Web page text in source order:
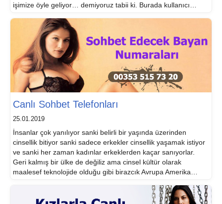
işimize öyle geliyor… demiyoruz tabii ki. Burada kullanıcı
Canlı Sohbet Telefonları
25.01.2019
İnsanlar çok yanılıyor sanki belirli bir yaşında üzerinden
cinsellik bitiyor sanki sadece erkekler cinsellik yaşamak istiyor
ve sanki her zaman kadınlar erkeklerden kaçar sanıyorlar.
Geri kalmış bir ülke de değiliz ama cinsel kültür olarak
maalesef teknolojide olduğu gibi birazcık Avrupa Amerika
anlamında konuşmayacağız, onu gerekirse başka […]